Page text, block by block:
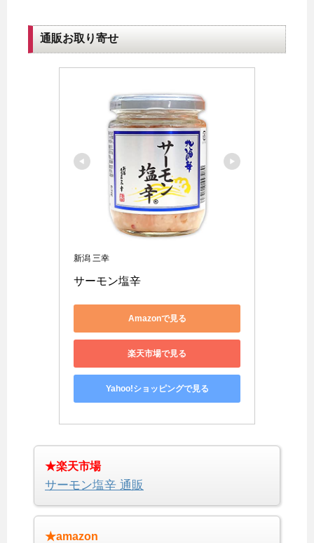
通販お取り寄せ
新潟 三幸
サーモン塩辛
Amazonで見る
楽天市場で見る
Yahoo!ショッピングで見る
★楽天市場
サーモン塩辛 通販
★amazon